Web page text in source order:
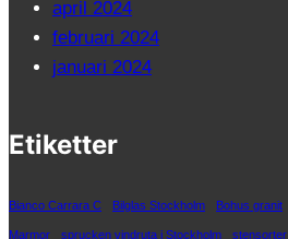
april 2024
februari 2024
januari 2024
Etiketter
Bianco Carrara C Bilglas Stockholm Bohus granit
Marmor sprucken vindruta i Stockholm stensorter